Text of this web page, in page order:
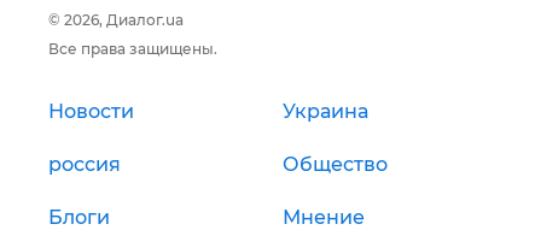
© 2026, Диалог.ua
Все права защищены.
Новости Украина
россия Общество
Блоги Мнение